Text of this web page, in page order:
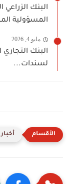
البنك
المسؤولية
مايو 4, 2026
لسندات...